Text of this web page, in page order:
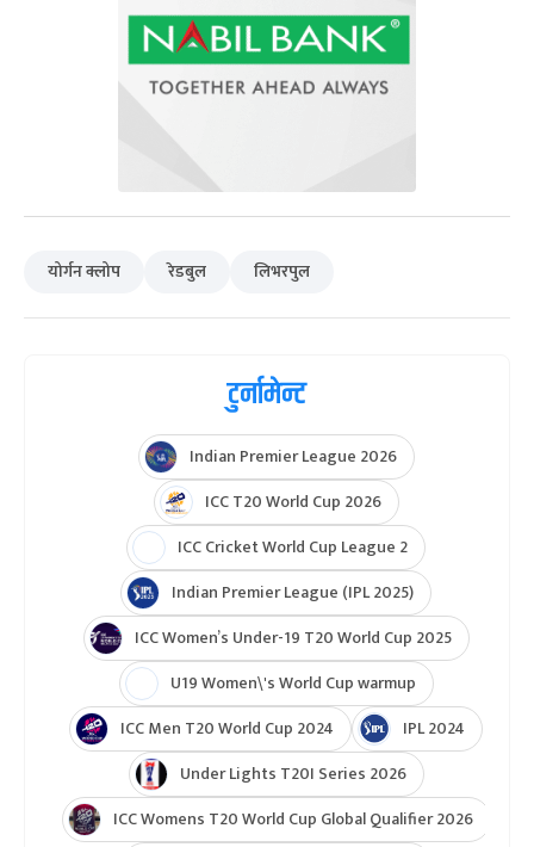
योर्गन क्लोप रेडबुल लिभरपुल
टुर्नामेन्ट
Indian Premier League 2026
ICC T20 World Cup 2026
ICC Cricket World Cup League 2
Indian Premier League (IPL 2025)
ICC Women’s Under-19 T20 World Cup 2025
U19 Women\'s World Cup warmup
ICC Men T20 World Cup 2024
IPL 2024
Under Lights T20I Series 2026
ICC Womens T20 World Cup Global Qualifier 2026